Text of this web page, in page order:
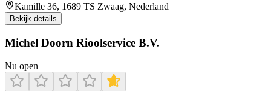
Kamille 36, 1689 TS Zwaag, Nederland
Bekijk details
Michel Doorn Rioolservice B.V.
Nu open